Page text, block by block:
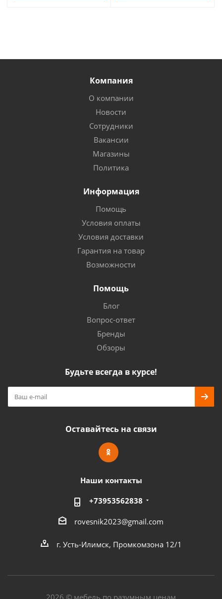
Компания
О компании
Новости
Сотрудники
Вакансии
Магазины
Политика
Информация
Помощь
Условия оплаты
Условия доставки
Гарантия на товар
Возможности
Помощь
Блог
Вопрос-ответ
Бренды
Обзоры
Будьте всегда в курсе!
Оставайтесь на связи
Наши контакты
+73953562838
rovesnik2023@gmail.com
г. Усть-Илимск, Промкомзона 12/1
2026 © мебель по разумным ценам